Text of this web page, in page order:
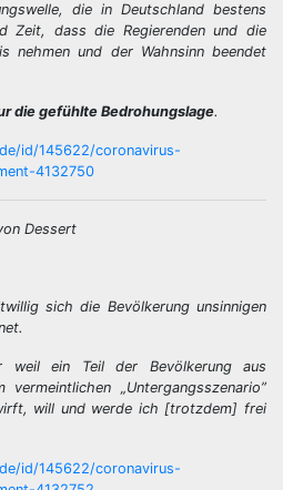
die in Deutschland bestens
dass die Regierenden und die
nehmen und der Wahnsinn beendet
die gefühlte Bedrohungslage.
id/145622/coronavirus-
4132750
Dessert
sich die Bevölkerung unsinnigen
weil ein Teil der Bevölkerung aus
vermeintlichen „Untergangsszenario”
will und werde ich [trotzdem] frei
id/145622/coronavirus-